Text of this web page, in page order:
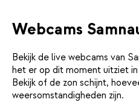
Webcams
Bekijk de live webcams van
het er op dit moment uitziet
Bekijk of de zon schijnt,
weersomstandigheden zijn.